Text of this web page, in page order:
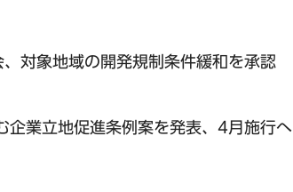
対象地域の開発規制条件緩和を承認
業立地促進条例案を発表、4月施行へ